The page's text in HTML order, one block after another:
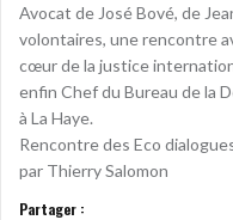
Avocat de José Bové, de
volontaires, une rencontre
cœur de la justice
enfin Chef du Bureau de la
à La Haye.
Rencontre des Eco
par Thierry Salomon
Partager :